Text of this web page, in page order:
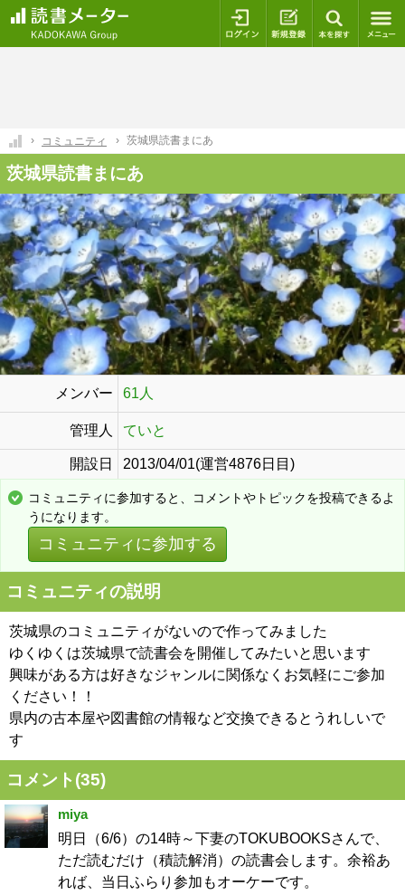
ログイン 新規登録
コミュニティ 茨城県読書まにあ
茨城県読書まにあ
メンバー 61人
管理人 ていと
開設日 2013/04/01(運営4876日目)
コミュニティに参加すると、コメントやトピックを投稿できるよ
うになります。
コミュニティに参加する
コミュニティの説明
茨城県のコミュニティがないので作ってみました
ゆくゆくは茨城県で読書会を開催してみたいと思います
興味がある方は好きなジャンルに関係なくお気軽にご参加
ください！！
県内の古本屋や図書館の情報など交換できるとうれしいで
す
コメント(35)
miya
明日（6/6）の14時～下妻のTOKUBOOKSさんで、
ただ読むだけ（積読解消）の読書会します。余裕あ
れば、当日ふらり参加もオーケーです。